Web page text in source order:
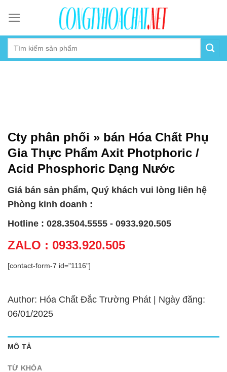
content
Cty phân phối » bán Hóa Chất Phụ
Gia Thực Phẩm Axit Photphoric /
Acid Phosphoric Dạng Nước
Giá bán sản phẩm, Quý khách vui lòng liên hệ
Phòng kinh doanh :
Hotline : 028.3504.5555 - 0933.920.505
ZALO : 0933.920.505
[contact-form-7 id="1116"]
Author: Hóa Chất Đắc Trường Phát | Ngày đăng:
06/01/2025
MÔ TẢ
TỪ KHÓA